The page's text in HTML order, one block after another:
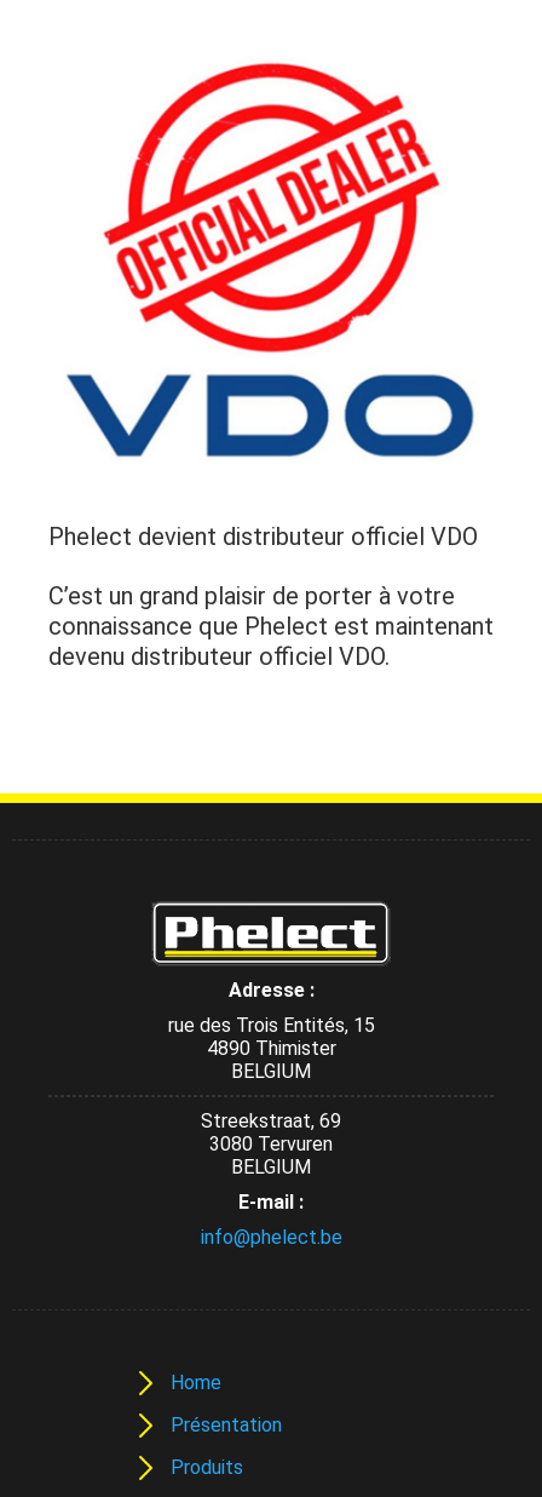
Phelect devient distributeur officiel VDO
C’est un grand plaisir de porter à votre
connaissance que Phelect est maintenant
devenu distributeur officiel VDO.
Adresse :
rue des Trois Entités, 15
4890 Thimister
BELGIUM
Streekstraat, 69
3080 Tervuren
BELGIUM
E-mail :
info@phelect.be
Home
Présentation
Produits